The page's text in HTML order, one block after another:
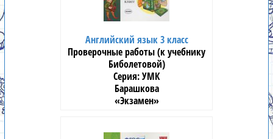
Английский язык 3 класс
Проверочные работы (к учебнику
Биболетовой)
УМК
Барашкова
«Экзамен»